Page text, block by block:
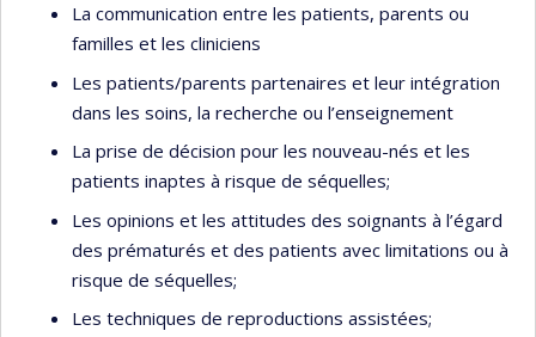
La communication entre les patients, parents ou
familles et les cliniciens
Les patients/parents partenaires et leur intégration
dans les soins, la recherche ou l’enseignement
La prise de décision pour les nouveau-nés et les
patients inaptes à risque de séquelles;
Les opinions et les attitudes des soignants à l’égard
des prématurés et des patients avec limitations ou à
risque de séquelles;
Les techniques de reproductions assistées;